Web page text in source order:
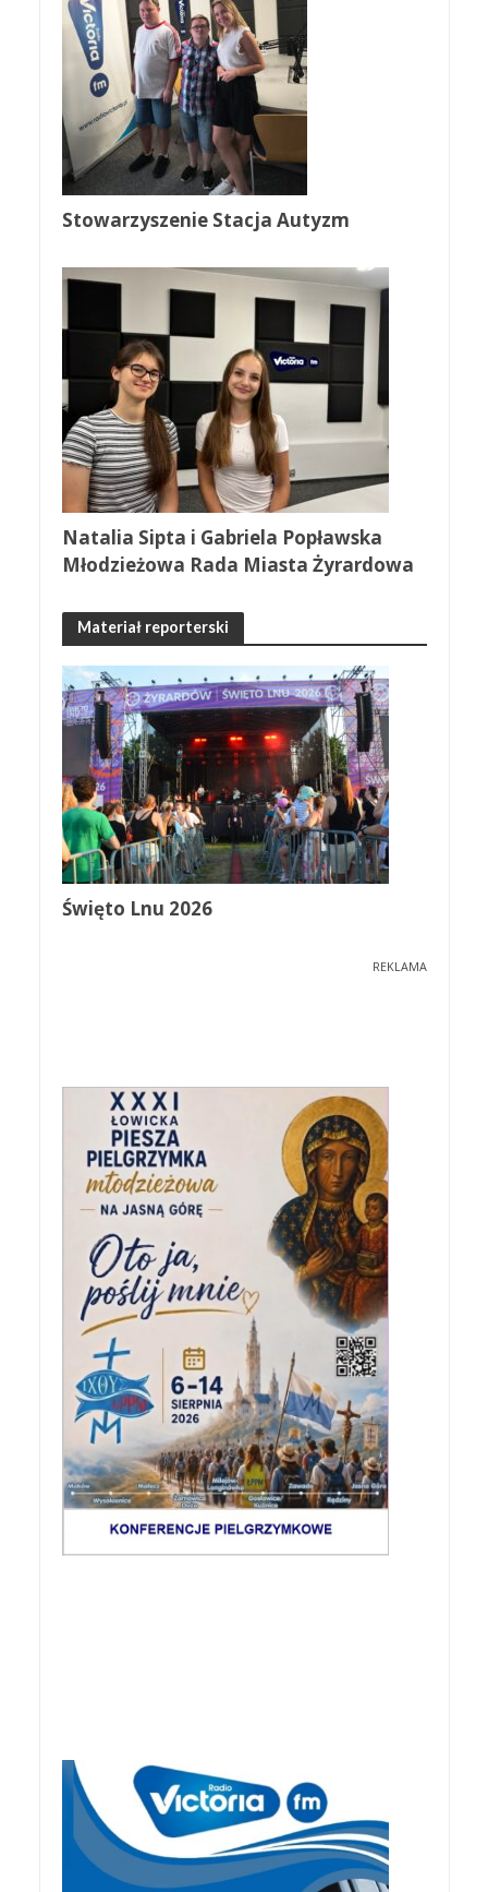
Stowarzyszenie Stacja Autyzm
Natalia Sipta i Gabriela Popławska
Młodzieżowa Rada Miasta Żyrardowa
Materiał reporterski
Święto Lnu 2026
REKLAMA